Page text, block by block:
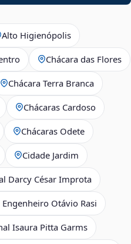
Alto Higienópolis
Chácara das Flores
Chácara Terra Branca
Chácaras Cardoso
Chácaras Odete
Cidade Jardim
Darcy César Improta
Otávio Rasi
Isaura Pitta Garms